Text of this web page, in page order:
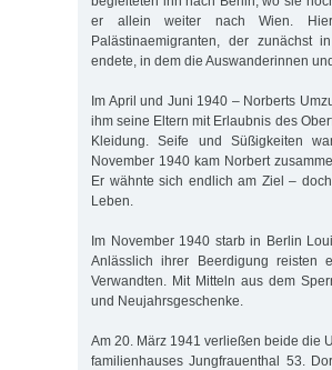
er allein weiter nach Wien.
Palästinaemigranten, der zunächst
endete, in dem die Auswanderinnen
Im April und Juni 1940 – Norberts
ihm seine Eltern mit Erlaubnis des
Kleidung. Seife und Süßigkeiten
November 1940 kam Norbert
Er wähnte sich endlich am Ziel –
Leben.
Im November 1940 starb in Berlin
Anlässlich ihrer Beerdigung
Verwandten. Mit Mitteln aus dem
und Neujahrsgeschenke.
Am 20. März 1941 verließen beide die
familienhauses Jungfrauenthal 53.